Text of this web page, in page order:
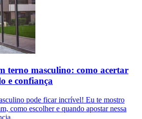
terno masculino: como acertar
e confiança
pode ficar incrível! Eu te mostro
como escolher e quando apostar nessa